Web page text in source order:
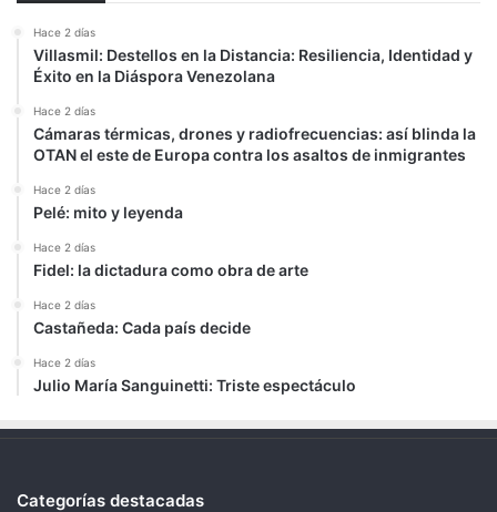
Hace 2 días
Villasmil: Destellos en la Distancia: Resiliencia, Identidad y
Éxito en la Diáspora Venezolana
Hace 2 días
Cámaras térmicas, drones y radiofrecuencias: así blinda la
OTAN el este de Europa contra los asaltos de inmigrantes
Hace 2 días
Pelé: mito y leyenda
Hace 2 días
Fidel: la dictadura como obra de arte
Hace 2 días
Castañeda: Cada país decide
Hace 2 días
Julio María Sanguinetti: Triste espectáculo
Categorías destacadas